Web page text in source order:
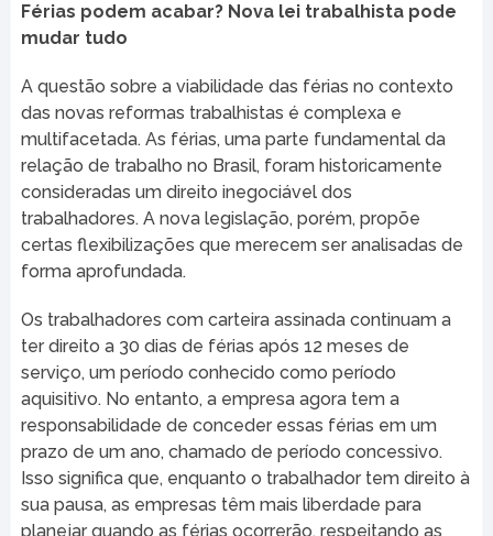
Férias podem acabar? Nova lei trabalhista pode
mudar tudo
A questão sobre a viabilidade das férias no contexto
das novas reformas trabalhistas é complexa e
multifacetada. As férias, uma parte fundamental da
relação de trabalho no Brasil, foram historicamente
consideradas um direito inegociável dos
trabalhadores. A nova legislação, porém, propõe
certas flexibilizações que merecem ser analisadas de
forma aprofundada.
Os trabalhadores com carteira assinada continuam a
ter direito a 30 dias de férias após 12 meses de
serviço, um período conhecido como período
aquisitivo. No entanto, a empresa agora tem a
responsabilidade de conceder essas férias em um
prazo de um ano, chamado de período concessivo.
Isso significa que, enquanto o trabalhador tem direito à
sua pausa, as empresas têm mais liberdade para
planejar quando as férias ocorrerão, respeitando as